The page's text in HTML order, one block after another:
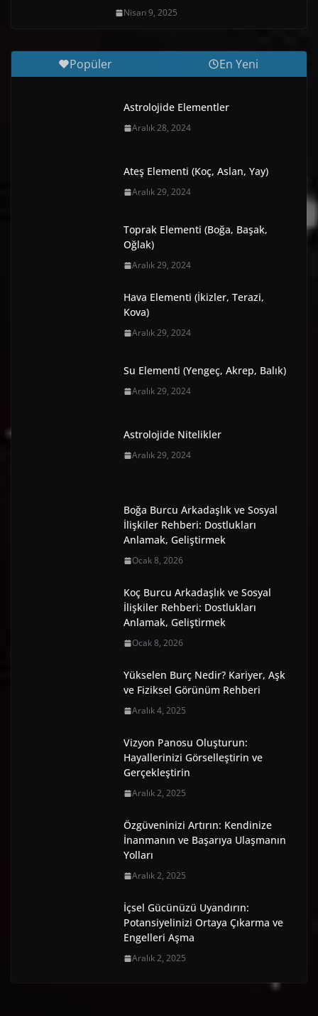
Nisan 9, 2025
Popüler En Yeni
Astrolojide Elementler
Aralık 28, 2024
Ateş Elementi (Koç, Aslan, Yay)
Aralık 29, 2024
Toprak Elementi (Boğa, Başak,
Oğlak)
Aralık 29, 2024
Hava Elementi (İkizler, Terazi,
Kova)
Aralık 29, 2024
Su Elementi (Yengeç, Akrep, Balık)
Aralık 29, 2024
Astrolojide Nitelikler
Aralık 29, 2024
Boğa Burcu Arkadaşlık ve Sosyal
İlişkiler Rehberi: Dostlukları
Anlamak, Geliştirmek
Ocak 8, 2026
Koç Burcu Arkadaşlık ve Sosyal
İlişkiler Rehberi: Dostlukları
Anlamak, Geliştirmek
Ocak 8, 2026
Yükselen Burç Nedir? Kariyer, Aşk
ve Fiziksel Görünüm Rehberi
Aralık 4, 2025
Vizyon Panosu Oluşturun:
Hayallerinizi Görselleştirin ve
Gerçekleştirin
Aralık 2, 2025
Özgüveninizi Artırın: Kendinize
İnanmanın ve Başarıya Ulaşmanın
Yolları
Aralık 2, 2025
İçsel Gücünüzü Uyandırın:
Potansiyelinizi Ortaya Çıkarma ve
Engelleri Aşma
Aralık 2, 2025